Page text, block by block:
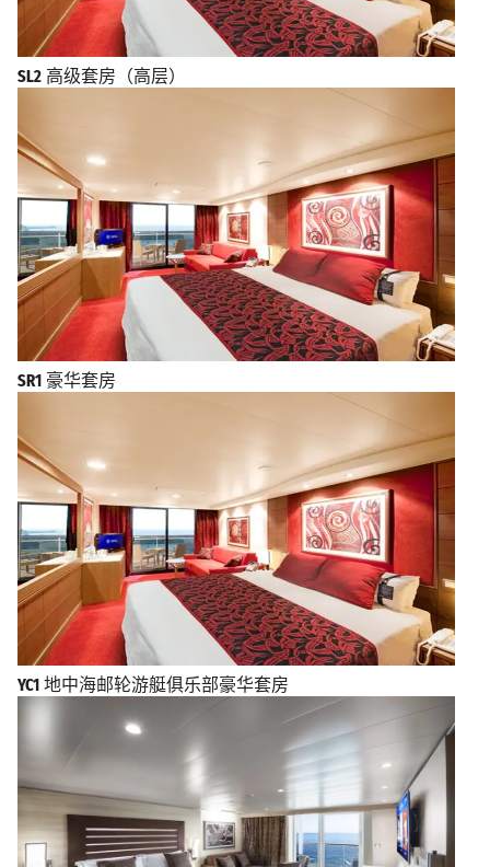
SL2 高级套房（高层）
SR1 豪华套房
YC1 地中海邮轮游艇俱乐部豪华套房